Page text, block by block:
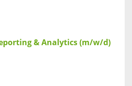
& Analytics (m/w/d)